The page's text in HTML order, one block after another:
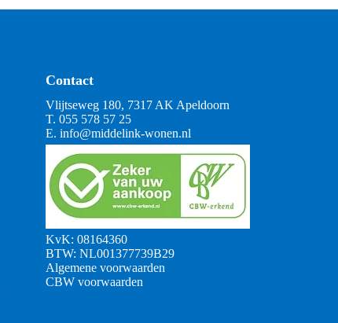
Contact
Vlijtseweg 180, 7317 AK Apeldoorn
T. 055 578 57 25
E. info@middelink-wonen.nl
KvK: 08164360
BTW: NL001377739B29
Algemene voorwaarden
CBW voorwaarden